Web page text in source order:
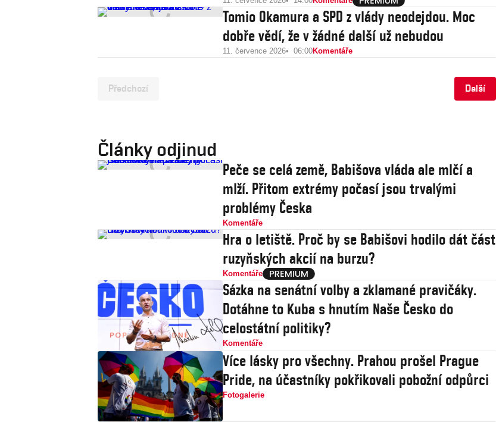
Tomio Okamura a SPD z vlády neodejdou. Moc
dobře vědí, že v žádné další už nebudou
11. července 2026 06:00Komentáře
Předchozí Další
Články odjinud
Peče se celá země, Babišova vláda ale mlčí a
mlží. Přitom extrémy počasí jsou trvalými
problémy Česka
Komentáře
Hra o letiště. Proč by se Babišovi hodilo dát část
ruzyňských akcií na burzu?
Komentáře
Sázka na senátní volby a zklamané pravičáky.
Dotáhne to Kuba s hnutím Naše Česko do
celostátní politiky?
Komentáře
Více lásky pro všechny. Prahou prošel Prague
Pride, na účastníky pokřikovali pobožní odpůrci
Fotogalerie